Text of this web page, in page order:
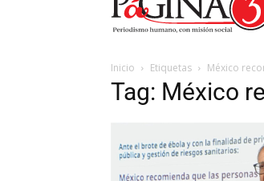
Inicio Etiquetas México
Tag: México